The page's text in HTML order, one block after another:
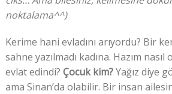
noktalama^^)
Kerime hani evladını arıyordu? Bir
sahne yazılmadı kadına. Hazım
evlat edindi? Çocuk kim?Yağız diye
ama Sinan’da olabilir. Bir insan